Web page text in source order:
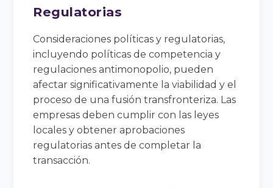
Regulatorias
Consideraciones políticas y regulatorias,
incluyendo políticas de competencia y
regulaciones antimonopolio, pueden
afectar significativamente la viabilidad y el
proceso de una fusión transfronteriza. Las
empresas deben cumplir con las leyes
locales y obtener aprobaciones
regulatorias antes de completar la
transacción.